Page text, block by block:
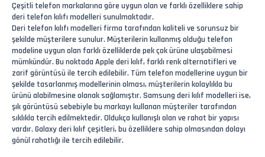
Çeşitli telefon markalarına göre uygun olan ve farklı özelliklere sahip
deri telefon kılıfı modelleri sunulmaktadır.
Deri telefon kılıfı modelleri firma tarafından kaliteli ve sorunsuz bir
şekilde müşterilere sunulur. Müşterilerin kullanmış olduğu telefon
modeline uygun olan farklı özelliklerde pek çok ürüne ulaşabilmesi
mümkündür. Bu noktada Apple deri kılıf, farklı renk alternatifleri ve
zarif görüntüsü ile tercih edilebilir. Tüm telefon modellerine uygun bir
şekilde tasarlanmış modellerinin olması, müşterilerin kolaylıkla bu
ürünü alabilmesine olanak sağlamıştır. Samsung deri kılıf modelleri ise,
şık görüntüsü sebebiyle bu markayı kullanan müşteriler tarafından
sıklıkla tercih edilmektedir. Oldukça kullanışlı olan ve rahat bir yapısı
vardır. Galaxy deri kılıf çeşitleri, bu özelliklere sahip olmasından dolayı
gönül rahatlığı ile tercih edilebilir.